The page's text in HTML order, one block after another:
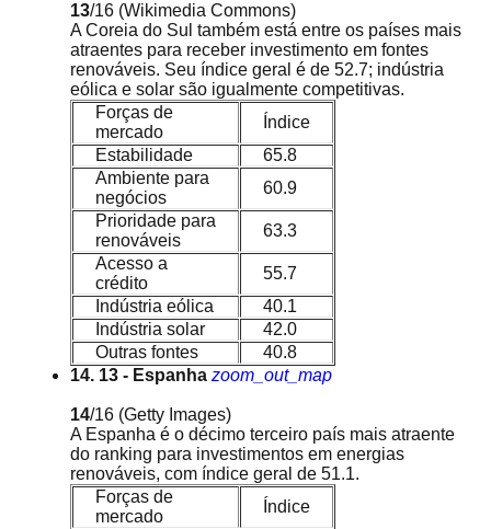
13/16 (Wikimedia Commons)
A Coreia do Sul também está entre os países mais
atraentes para receber investimento em fontes
renováveis. Seu índice geral é de 52.7; indústria
eólica e solar são igualmente competitivas.
Forças de
mercado
Índice
Estabilidade
65.8
Ambiente para
negócios
60.9
Prioridade para
renováveis
63.3
Acesso a
crédito
55.7
Indústria eólica
40.1
Indústria solar
42.0
Outras fontes
40.8
14. 13 - Espanha zoom_out_map
14/16 (Getty Images)
A Espanha é o décimo terceiro país mais atraente
do ranking para investimentos em energias
renováveis, com índice geral de 51.1.
Forças de
mercado
Índice